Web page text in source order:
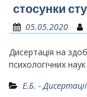
стосунки
05.05.2020
Дисертація на
психологічних
Е.Б. -